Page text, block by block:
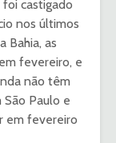
castigado
nos últimos
Bahia, as
fevereiro, e
não têm
Paulo e
em fevereiro